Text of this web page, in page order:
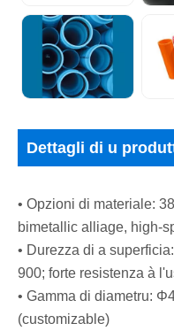
Dettagli di u
• Opzioni di materiale:
bimetallic alliage, high-
• Durezza di a
900; forte resistenza à
• Gamma di diametru:
(customizable)